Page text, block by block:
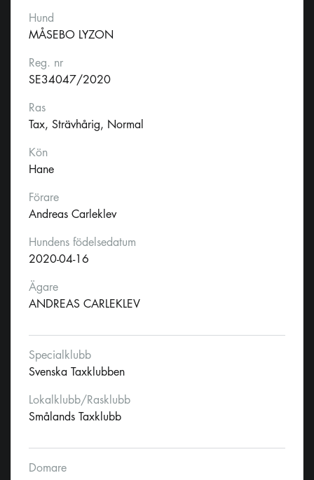
Hund
MÅSEBO LYZON
Reg. nr
SE34047/2020
Ras
Tax, Strävhårig, Normal
Kön
Hane
Förare
Andreas Carleklev
Hundens födelsedatum
2020-04-16
Ägare
ANDREAS CARLEKLEV
Specialklubb
Svenska Taxklubben
Lokalklubb/Rasklubb
Smålands Taxklubb
Domare